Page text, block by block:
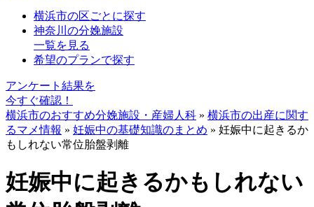
横浜市の区ごとに探す
神奈川の分娩施設
一覧を見る
希望のプランで探す
アンケート結果を
今すぐ確認！
横浜市のおすすめ分娩施設・産婦人科 » 横浜市の出産に関す
るマメ情報 » 妊娠中の基礎知識のまとめ » 妊娠中に起きるか
もしれない常位胎盤剥離
妊娠中に起きるかもしれない